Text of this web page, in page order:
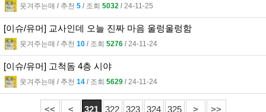
웃겨주는매 l 추천 5 l 조회 5032 l 24-11-25
[이슈/유머] 교사인데 오늘 진짜 마음 울렁울렁함
웃겨주는매 l 추천 10 l 조회 5276 l 24-11-24
[이슈/유머] 고척돔 4층 시야
웃겨주는매 l 추천 14 l 조회 5629 l 24-11-24
<< < 321 322 323 324 325 > >>